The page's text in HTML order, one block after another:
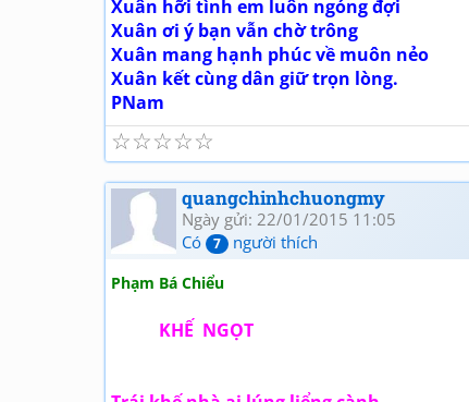
Xuân hỡi tình em luôn ngóng đợi
Xuân ơi ý bạn vẫn chờ trông
Xuân mang hạnh phúc về muôn nẻo
Xuân kết cùng dân giữ trọn lòng.
PNam
☆
☆
☆
☆
☆
quangchinhchuongmy
Ngày gửi: 22/01/2015 11:05
Có
7 người thích
Phạm Bá Chiểu
KHẾ NGỌT